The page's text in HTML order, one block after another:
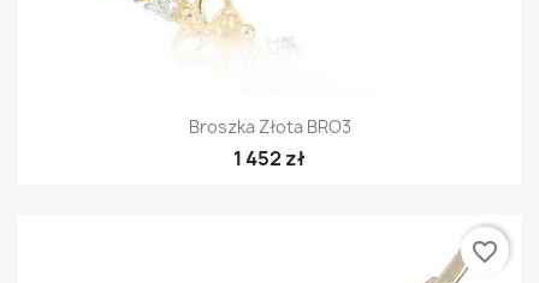
Broszka Złota BRO3
1 452 zł
favorite_border